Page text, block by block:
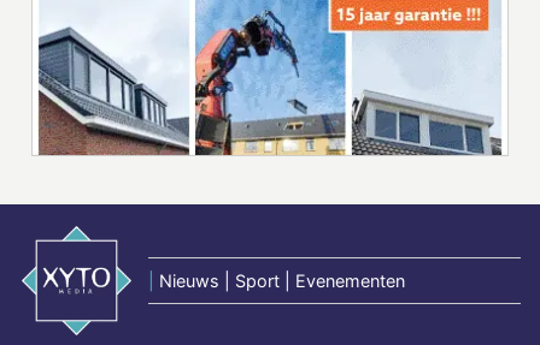
Nieuws | Sport | Evenementen